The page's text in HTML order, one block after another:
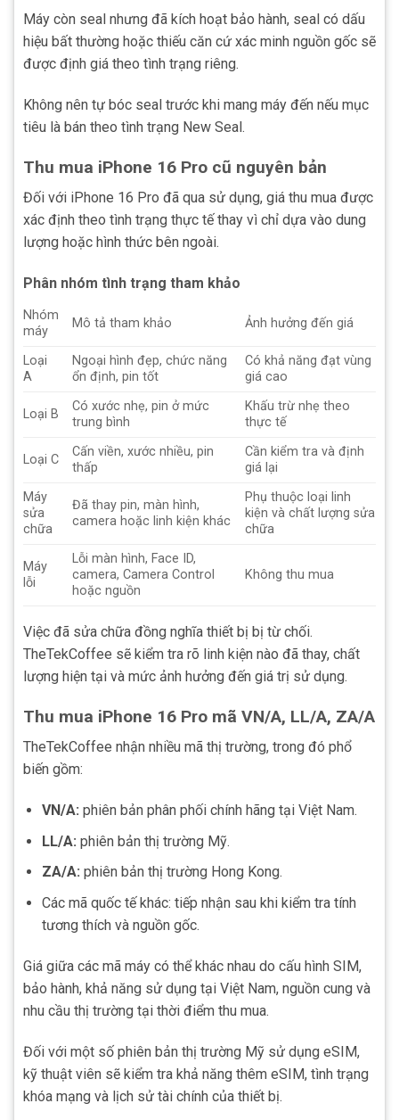
Máy còn seal nhưng đã kích hoạt bảo hành, seal có dấu
hiệu bất thường hoặc thiếu căn cứ xác minh nguồn gốc sẽ
được định giá theo tình trạng riêng.
Không nên tự bóc seal trước khi mang máy đến nếu mục
tiêu là bán theo tình trạng New Seal.
Thu mua iPhone 16 Pro cũ nguyên bản
Đối với iPhone 16 Pro đã qua sử dụng, giá thu mua được
xác định theo tình trạng thực tế thay vì chỉ dựa vào dung
lượng hoặc hình thức bên ngoài.
Phân nhóm tình trạng tham khảo
Nhóm
máy
Mô tả tham khảo Ảnh hưởng đến giá
Loại
A
Ngoại hình đẹp, chức năng
ổn định, pin tốt
Có khả năng đạt vùng
giá cao
Loại B
Có xước nhẹ, pin ở mức
trung bình
Khấu trừ nhẹ theo
thực tế
Loại C
Cấn viền, xước nhiều, pin
thấp
Cần kiểm tra và định
giá lại
Máy
sửa
chữa
Đã thay pin, màn hình,
camera hoặc linh kiện khác
Phụ thuộc loại linh
kiện và chất lượng sửa
chữa
Máy
lỗi
Lỗi màn hình, Face ID,
camera, Camera Control
hoặc nguồn
Không thu mua
Việc đã sửa chữa đồng nghĩa thiết bị bị từ chối.
TheTekCoffee sẽ kiểm tra rõ linh kiện nào đã thay, chất
lượng hiện tại và mức ảnh hưởng đến giá trị sử dụng.
Thu mua iPhone 16 Pro mã VN/A, LL/A, ZA/A
TheTekCoffee nhận nhiều mã thị trường, trong đó phổ
biến gồm:
VN/A: phiên bản phân phối chính hãng tại Việt Nam.
LL/A: phiên bản thị trường Mỹ.
ZA/A: phiên bản thị trường Hong Kong.
Các mã quốc tế khác: tiếp nhận sau khi kiểm tra tính
tương thích và nguồn gốc.
Giá giữa các mã máy có thể khác nhau do cấu hình SIM,
bảo hành, khả năng sử dụng tại Việt Nam, nguồn cung và
nhu cầu thị trường tại thời điểm thu mua.
Đối với một số phiên bản thị trường Mỹ sử dụng eSIM,
kỹ thuật viên sẽ kiểm tra khả năng thêm eSIM, tình trạng
khóa mạng và lịch sử tài chính của thiết bị.